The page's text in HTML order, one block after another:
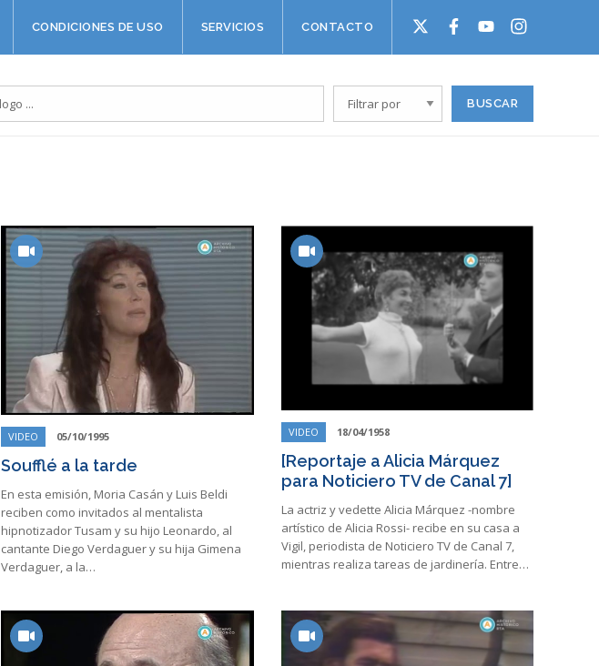
CONDICIONES DE USO SERVICIOS CONTACTO
VIDEO 05/10/1995
Soufflé a la tarde
En esta emisión, Moria Casán y Luis Beldi
reciben como invitados al mentalista
hipnotizador Tusam y su hijo Leonardo, al
cantante Diego Verdaguer y su hija Gimena
Verdaguer, a la…
VIDEO 18/04/1958
[Reportaje a Alicia Márquez
para Noticiero TV de Canal 7]
La actriz y vedette Alicia Márquez -nombre
artístico de Alicia Rossi- recibe en su casa a
Vigil, periodista de Noticiero TV de Canal 7,
mientras realiza tareas de jardinería. Entre…